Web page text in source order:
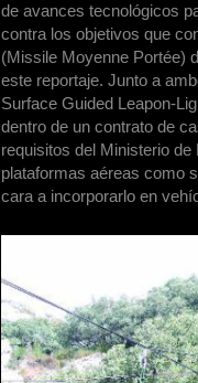
de avances tecnológicos
contra los objetivos que
(Missile Moyenne Portée)
este reportaje. Junto a
Surface Guided Leapon-
dentro de un contrato de
requisitos del Ministerio
plataformas aéreas como
cara a incorporarlo en